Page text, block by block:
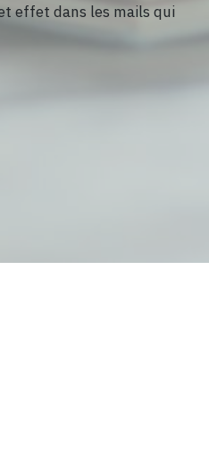
effet dans les mails qui